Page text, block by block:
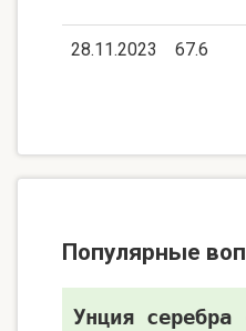
28.11.2023 67.6
Популярные
Унция